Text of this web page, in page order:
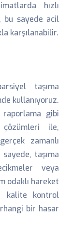
hızlı
bu sayede acil
karşılanabilir.
taşıma
kullanıyoruz.
gibi
ile,
zamanlı
taşıma
veya
odaklı hareket
kalite kontrol
bir hasar